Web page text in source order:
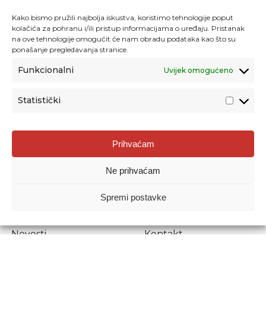
Kako bismo pružili najbolja iskustva, koristimo tehnologije poput
kolačića za pohranu i/ili pristup informacijama o uređaju. Pristanak
na ove tehnologije omogućit će nam obradu podataka kao što su
ponašanje pregledavanja stranice.
Funkcionalni Uvijek omogućeno
Statistički
Prihvaćam
Ne prihvaćam
Spremi postavke
Agencija za odgoj i obrazovanje
Donje Svetice 38, 10000 Zagreb
1778129
Prenošenje sadržaja dopušteno je uz navođenje izvora.
Novosti
Kontakt